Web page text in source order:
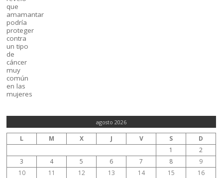
agosto 2026
L M X J V S
D
1
2
3
4 5 6 7 8
9
10
11 12 13 14 15 16